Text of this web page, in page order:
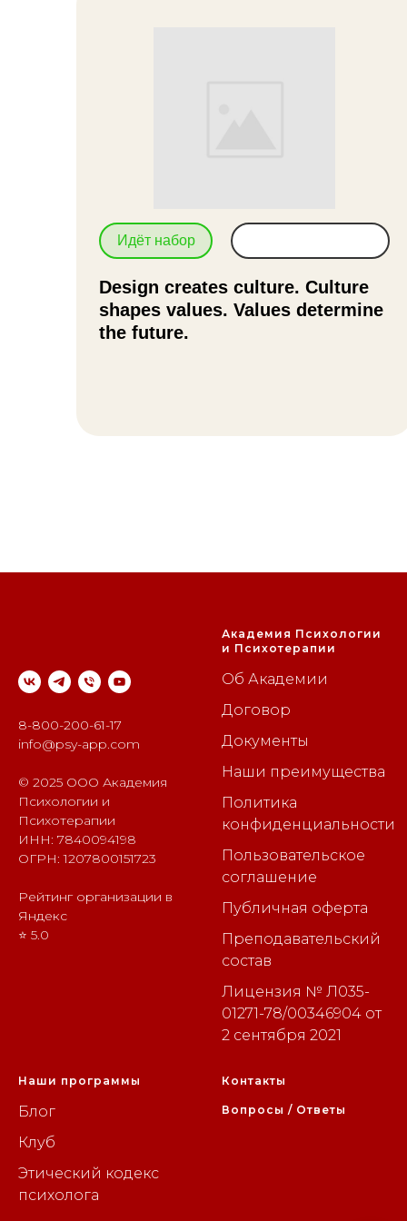
Идёт набор
Design creates culture. Culture
shapes values. Values determine
the future.
8-800-200-61-17
info@psy-app.com
© 2025 ООО Академия
Психологии и
Психотерапии
ИНН: 7840094198
ОГРН: 1207800151723
Рейтинг организации в
Яндекс
⭐ 5.0
Академия Психологии
и Психотерапии
Об Академии
Договор
Документы
Наши преимущества
Политика
конфиденциальности
Пользовательское
соглашение
Публичная оферта
Преподавательский
состав
Лицензия № Л035-
01271-78/00346904 от
2 сентября 2021
Наши программы
Блог
Клуб
Этический кодекс
психолога
Контакты
Вопросы / Ответы